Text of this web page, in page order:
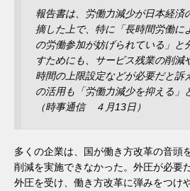
報告書は、労働力減少が日本経済
摘した上で、特に「長時間労働に
の労働参加が妨げられている」と
すためにも、サービス残業の削減
時間の上限設定などが必要だと訴
の活用も「労働力減少を抑える」
（時事通信 ４月13日）
多くの企業は、国が働き方改革の音頭
削減を実施できなかった。外圧が必要
外圧を受け、働き方改革に弾みをつけ